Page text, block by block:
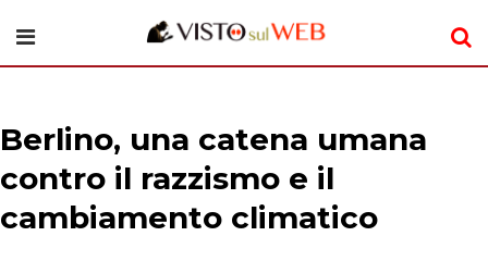
Berlino, una catena umana
contro il razzismo e il
cambiamento climatico